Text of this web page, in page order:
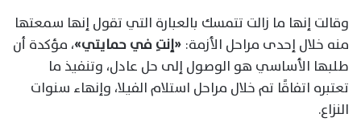
وقالت إنها ما زالت تتمسك بالعبارة التي تقول إنها سمعتها
منه خلال إحدى مراحل الأزمة: «إنتِ في حمايتي»، مؤكدة أن
طلبها الأساسي هو الوصول إلى حل عادل، وتنفيذ ما
تعتبره اتفاقًا تم خلال مراحل استلام الفيلا، وإنهاء سنوات
النزاع.